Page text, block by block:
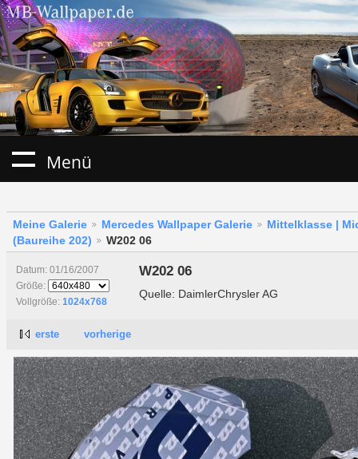
Menü
Meine Galerie Mercedes Wallpaper Galerie
Mittelklasse |
(Baureihe 202)
W202 06
Datum: 01/16/2007
Größe:
Vollgröße: 1024x768
W202 06
Quelle: DaimlerChrysler AG
erste vorherige